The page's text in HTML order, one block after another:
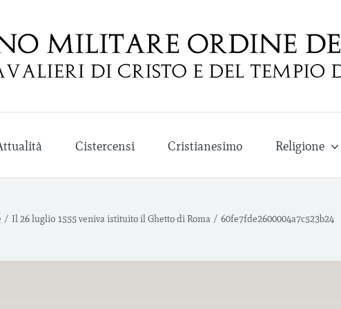
Cistercensi Cristianesimo Religione
/ Il 26 luglio 1555 veniva istituito il Ghetto di Roma / 60fe7fde2600004a7c523b24